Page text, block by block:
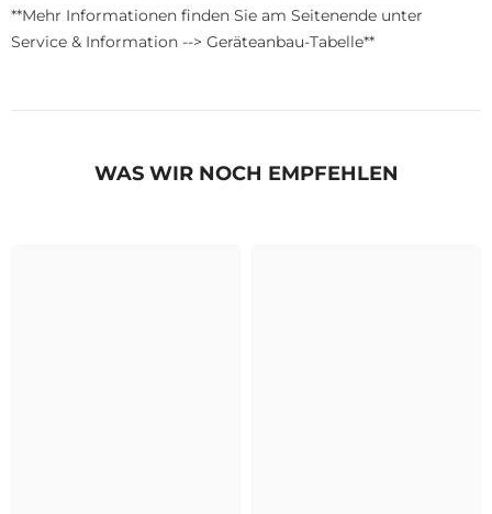
**Mehr Informationen finden Sie am Seitenende unter
Service & Information --> Geräteanbau-Tabelle**
WAS WIR NOCH EMPFEHLEN